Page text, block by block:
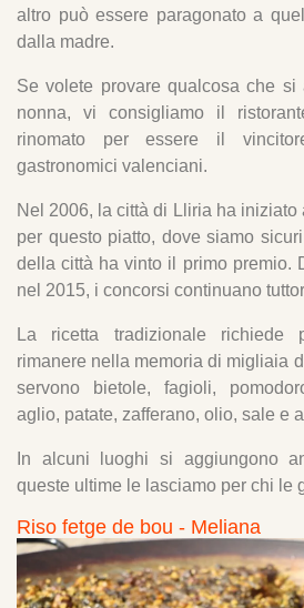
altro può essere paragonato a
dalla madre.
Se volete provare qualcosa che
nonna, vi consigliamo il
rinomato per essere il
gastronomici valenciani.
Nel 2006, la città di Lliria ha iniziato
per questo piatto, dove siamo
della città ha vinto il primo premio.
nel 2015, i concorsi continuano
La ricetta tradizionale richiede
rimanere nella memoria di migliaia
servono bietole, fagioli,
aglio, patate, zafferano, olio, sale e
In alcuni luoghi si aggiungono
queste ultime le lasciamo per chi le
Riso fetge de bou - Meliana